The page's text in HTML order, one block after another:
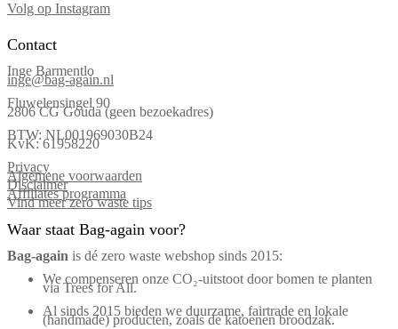
Volg op Instagram
Contact
Inge Barmentlo
inge@bag-again.nl
Fluwelensingel 90
2806 CG Gouda (geen bezoekadres)
BTW: NL001969030B24
KvK: 61958220
Privacy
Algemene voorwaarden
Disclaimer
Affiliates programma
Vind meer zero waste tips
Waar staat Bag-again voor?
Bag‑again is dé zero waste webshop sinds 2015:
We compenseren onze CO₂-uitstoot door bomen te planten
via Trees for All.
Al sinds 2015 bieden we duurzame, fairtrade en lokale
(handmade) producten, zoals de katoenen broodzak.